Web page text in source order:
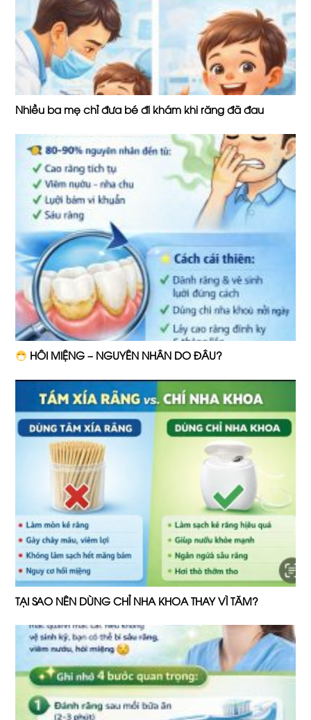
Nhiều ba mẹ chỉ đưa bé đi khám khi răng đã đau
HÔI MIỆNG – NGUYÊN NHÂN DO ĐÂU?
TẠI SAO NÊN DÙNG CHỈ NHA KHOA THAY VÌ TĂM?